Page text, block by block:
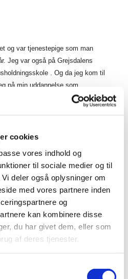
cookies
vores indhold og
til sociale medier og til
deler også oplysninger om
med vores partnere inden
og
kan kombinere disse
du har givet dem, eller som
af deres tjenester.
og var tjenestepige som man
Jeg var også på Grejsdalens
. Og da jeg kom til
på min uddannelse som
MIsse kommer i
hun: Her er et godt
mennesker,der møder så
på hjerte end disse få
efter gudstjenesten.